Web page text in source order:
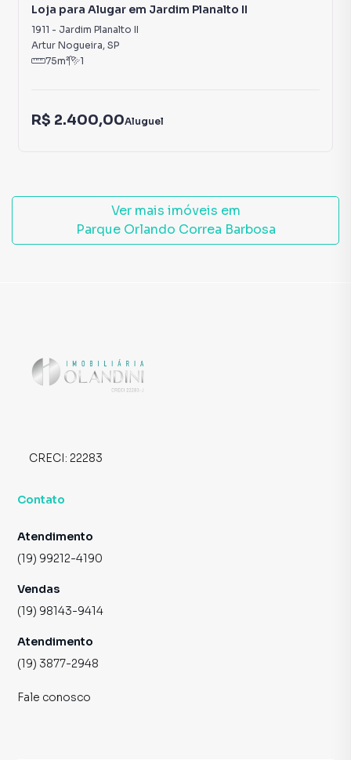
Loja para Alugar em Jardim Planalto II
1911 - Jardim Planalto II
Artur Nogueira, SP
75m² 1
R$ 2.400,00Aluguel
Ver mais imóveis em
Parque Orlando Correa Barbosa
CRECI: 22283
Contato
Atendimento
(19) 99212-4190
Vendas
(19) 98143-9414
Atendimento
(19) 3877-2948
Fale conosco